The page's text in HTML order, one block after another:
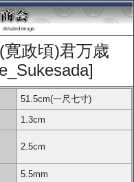
政頃)君万歳
51.5cm(一尺七寸)
1.3cm
2.5cm
5.5mm